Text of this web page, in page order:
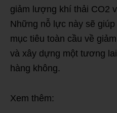
giảm lượng khí thải CO2
Những nỗ lực này sẽ
mục tiêu toàn cầu về
và xây dựng một tương
hàng không.
Xem thêm: